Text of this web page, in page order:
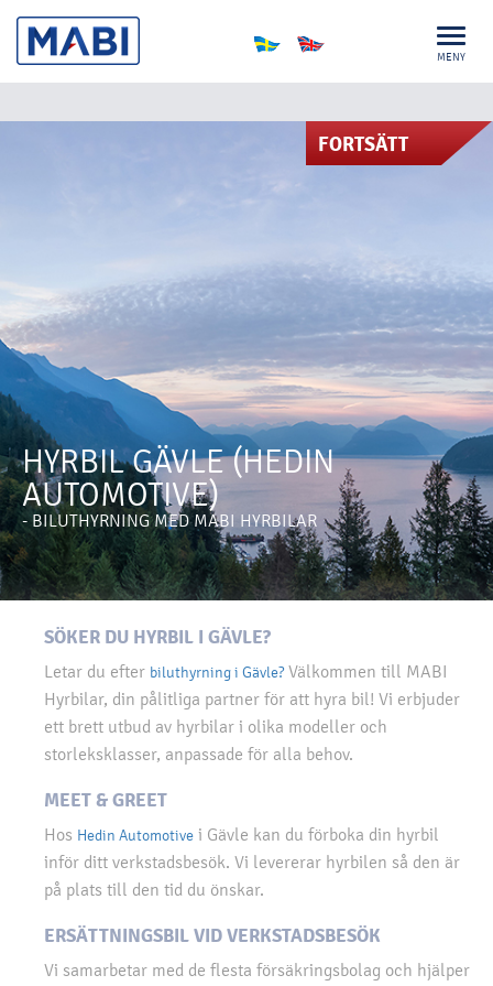
MENY
HYRBIL GÄVLE (HEDIN
AUTOMOTIVE)
- BILUTHYRNING MED MABI HYRBILAR
FORTSÄTT
SÖKER DU HYRBIL I GÄVLE?
Letar du efter biluthyrning i Gävle?Välkommen till MABI
Hyrbilar, din pålitliga partner för att hyra bil! Vi erbjuder
ett brett utbud av hyrbilar i olika modeller och
storleksklasser, anpassade för alla behov.
MEET & GREET
Hos Hedin Automotive i Gävle kan du förboka din hyrbil
inför ditt verkstadsbesök. Vi levererar hyrbilen så den är
på plats till den tid du önskar.
ERSÄTTNINGSBIL VID VERKSTADSBESÖK
Vi samarbetar med de flesta försäkringsbolag och hjälper